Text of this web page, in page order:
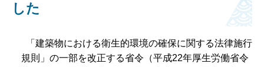
した
「建築物における衛生的環境の確保に関する法律施行
規則」の一部を改正する省令（平成22年厚生労働省令